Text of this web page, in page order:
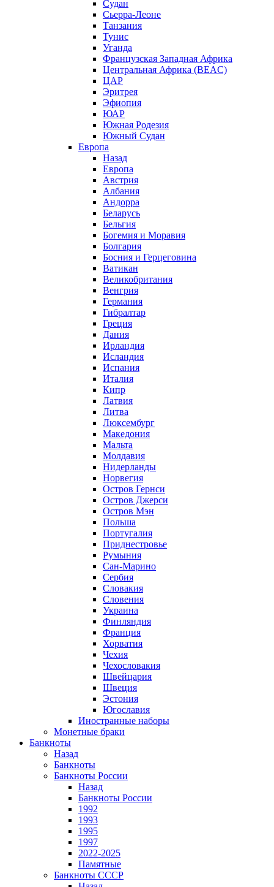
Судан
Сьерра-Леоне
Танзания
Тунис
Уганда
Французская Западная Африка
Центральная Африка (BEAC)
ЦАР
Эритрея
Эфиопия
ЮАР
Южная Родезия
Южный Судан
Европа
Назад
Европа
Австрия
Албания
Андорра
Беларусь
Бельгия
Богемия и Моравия
Болгария
Босния и Герцеговина
Ватикан
Великобритания
Венгрия
Германия
Гибралтар
Греция
Дания
Ирландия
Исландия
Испания
Италия
Кипр
Латвия
Литва
Люксембург
Македония
Мальта
Молдавия
Нидерланды
Норвегия
Остров Гернси
Остров Джерси
Остров Мэн
Польша
Португалия
Приднестровье
Румыния
Сан-Марино
Сербия
Словакия
Словения
Украина
Финляндия
Франция
Хорватия
Чехия
Чехословакия
Швейцария
Швеция
Эстония
Югославия
Иностранные наборы
Монетные браки
Банкноты
Назад
Банкноты
Банкноты России
Назад
Банкноты России
1992
1993
1995
1997
2022-2025
Памятные
Банкноты СССР